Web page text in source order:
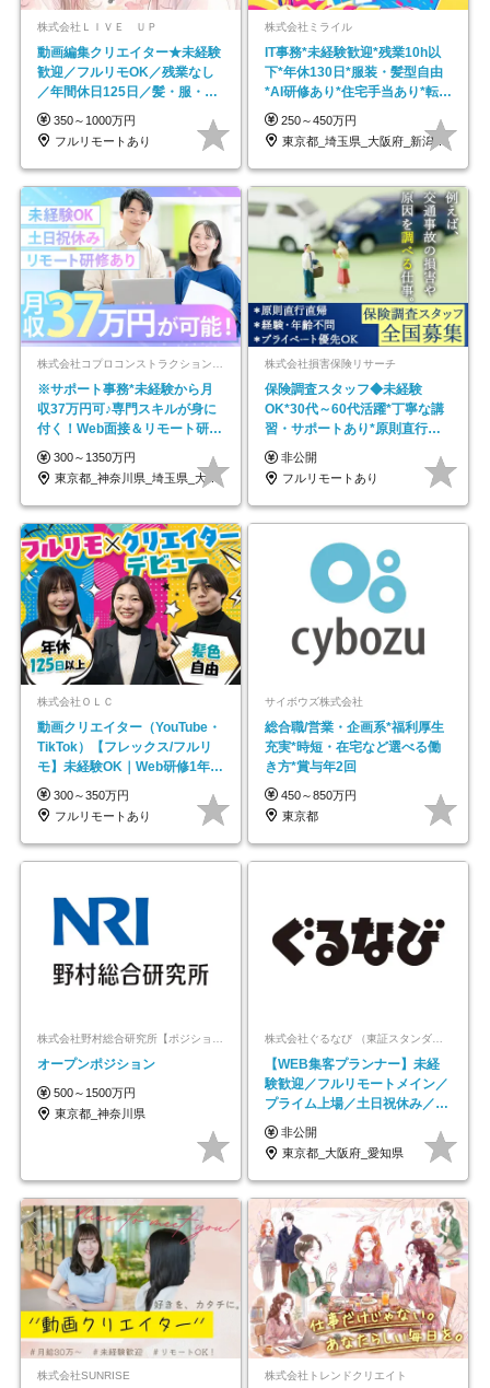
株式会社ＬＩＶＥ ＵＰ
動画編集クリエイター★未経験
歓迎／フルリモOK／残業なし
／年間休日125日／髪・服・ネ
イル自由／研修充実で安心
350～1000万円
フルリモートあり
株式会社ミライル
IT事務*未経験歓迎*残業10h以
下*年休130日*服装・髪型自由
*AI研修あり*住宅手当あり*転勤
なし
250～450万円
東京都_埼玉県_大阪府_新潟県_福岡県
※サポート事務*未経験から月
収37万円可♪専門スキルが身に
付く！Web面接＆リモート研修
も充実♪/a
300～1350万円
東京都_神奈川県_埼玉県_大阪府_愛知県…
株式会社損害保険リサーチ
保険調査スタッフ◆未経験
OK*30代～60代活躍*丁寧な講
習・サポートあり*原則直行直
帰／全国募集・業務委託
非公開
フルリモートあり
株式会社ＯＬＣ
動画クリエイター（YouTube・
TikTok）【フレックス/フルリ
モ】未経験OK｜Web研修1年間
｜副業OK
300～350万円
フルリモートあり
サイボウズ株式会社
総合職/営業・企画系*福利厚生
充実*時短・在宅など選べる働
き方*賞与年2回
450～850万円
東京都
オープンポジション
500～1500万円
東京都_神奈川県
株式会社ぐるなび （東証スタンダード上場）
【WEB集客プランナー】未経
験歓迎／フルリモートメイン／
プライム上場／土日祝休み／東
京・大阪・名古屋
非公開
東京都_大阪府_愛知県
株式会社SUNRISE 株式会社トレンドクリエイト